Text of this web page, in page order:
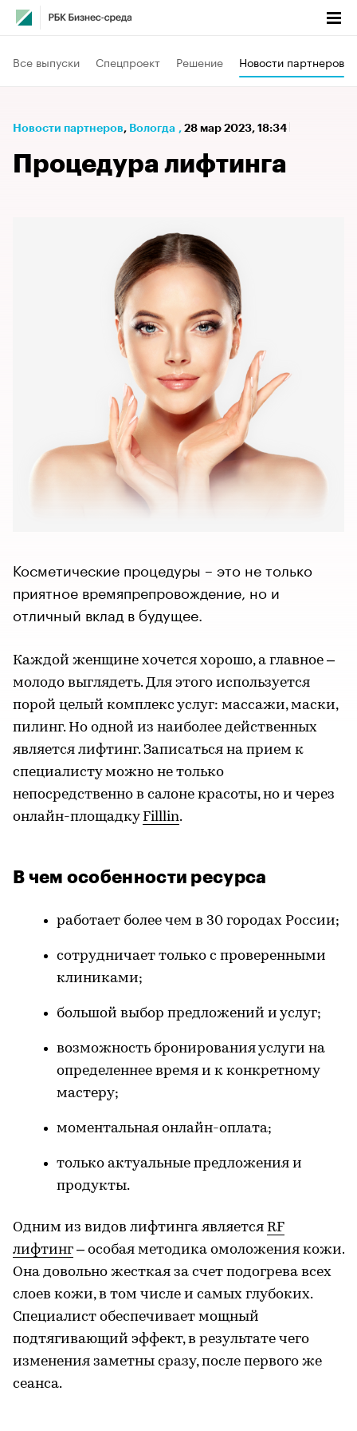
Все выпуски Спецпроект Решение Новости партнеров
Новости партнеров⁠, Вологда , 28 мар 2023, 18:34
Процедура лифтинга
Косметические процедуры – это не только
приятное времяпрепровождение, но и
отличный вклад в будущее.
Каждой женщине хочется хорошо, а главное –
молодо выглядеть. Для этого используется
порой целый комплекс услуг: массажи, маски,
пилинг. Но одной из наиболее действенных
является лифтинг. Записаться на прием к
специалисту можно не только
непосредственно в салоне красоты, но и через
онлайн-площадку Filllin.
В чем особенности ресурса
работает более чем в 30 городах России;
сотрудничает только с проверенными
клиниками;
большой выбор предложений и услуг;
возможность бронирования услуги на
определеннее время и к конкретному
мастеру;
моментальная онлайн-оплата;
только актуальные предложения и
продукты.
Одним из видов лифтинга является RF
лифтинг – особая методика омоложения кожи.
Она довольно жесткая за счет подогрева всех
слоев кожи, в том числе и самых глубоких.
Специалист обеспечивает мощный
подтягивающий эффект, в результате чего
изменения заметны сразу, после первого же
сеанса.